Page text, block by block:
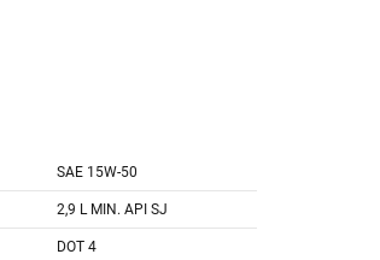
SAE 15W-50
2,9 L MIN. API SJ
DOT 4